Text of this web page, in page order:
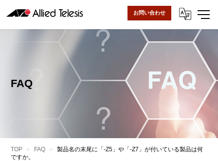
お問い合わせ
FAQ
TOP FAQ
製品名の末尾に「-Z5」や「-Z7」が付いている製品は何
ですか。